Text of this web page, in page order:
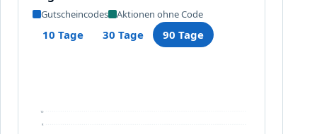
h
a
Gutscheincodes Aktionen ohne Code
10 Tage 30 Tage 90 Tage
8
10